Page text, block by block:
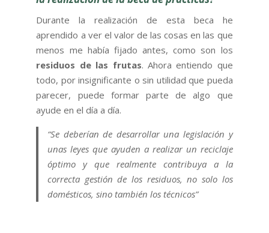
Durante la realización de esta beca he
aprendido a ver el valor de las cosas en las que
menos me había fijado antes, como son los
residuos de las frutas. Ahora entiendo que
todo, por insignificante o sin utilidad que pueda
parecer, puede formar parte de algo que
ayude en el día a día.
“Se deberían de desarrollar una legislación y
unas leyes que ayuden a realizar un reciclaje
óptimo y que realmente contribuya a la
correcta gestión de los residuos, no solo los
domésticos, sino también los técnicos”